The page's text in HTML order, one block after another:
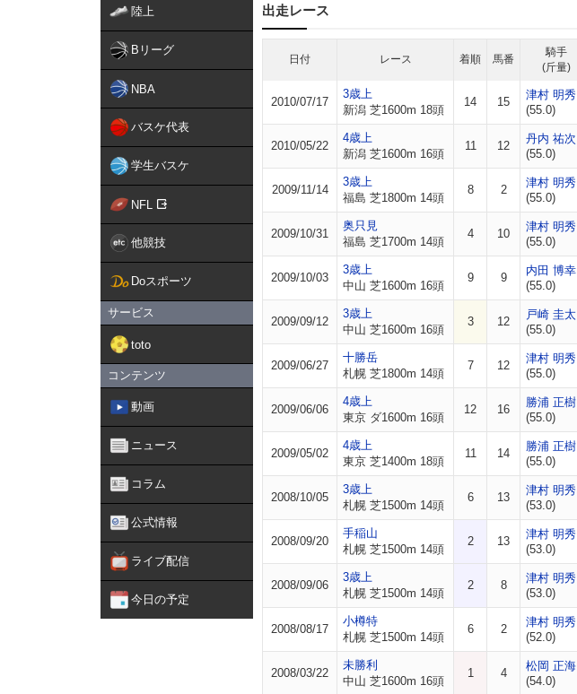
陸上
Bリーグ
NBA
バスケ代表
学生バスケ
NFL
他競技
Doスポーツ
サービス
toto
コンテンツ
動画
ニュース
コラム
公式情報
ライブ配信
今日の予定
出走レース
日付 レース 着順 馬番
騎手
(斤量)
2010/07/17
3歳上
新潟 芝1600m 18頭
14 15
津村 明秀
(55.0)
2010/05/22
4歳上
新潟 芝1600m 16頭
11 12
丹内 祐次
(55.0)
2009/11/14
3歳上
福島 芝1800m 14頭
8 2
津村 明秀
(55.0)
2009/10/31
奥只見
福島 芝1700m 14頭
4 10
津村 明秀
(55.0)
2009/10/03
3歳上
中山 芝1600m 16頭
9 9
内田 博幸
(55.0)
2009/09/12
3歳上
中山 芝1600m 16頭
3 12
戸崎 圭太
(55.0)
2009/06/27
十勝岳
札幌 芝1800m 14頭
7 12
津村 明秀
(55.0)
2009/06/06
4歳上
東京 ダ1600m 16頭
12 16
勝浦 正樹
(55.0)
2009/05/02
4歳上
東京 芝1400m 18頭
11 14
勝浦 正樹
(55.0)
2008/10/05
3歳上
札幌 芝1500m 14頭
6 13
津村 明秀
(53.0)
2008/09/20
手稲山
札幌 芝1500m 14頭
2 13
津村 明秀
(53.0)
2008/09/06
3歳上
札幌 芝1500m 14頭
2 8
津村 明秀
(53.0)
2008/08/17
小樽特
札幌 芝1500m 14頭
6 2
津村 明秀
(52.0)
2008/03/22
未勝利
中山 芝1600m 16頭
1 4
松岡 正海
(54.0)